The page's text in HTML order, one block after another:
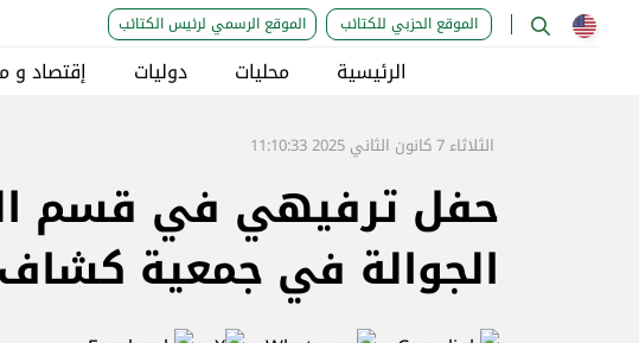
الموقع الحزبي للكتائب الموقع الرسمي لرئيس الكتائب
الرئيسية محليات دوليات إقتصاد و
الثلاثاء 7 كانون الثاني 2025 11:10:33
حفل ترفيهي في قسم
الجوالة في جمعية كشاف